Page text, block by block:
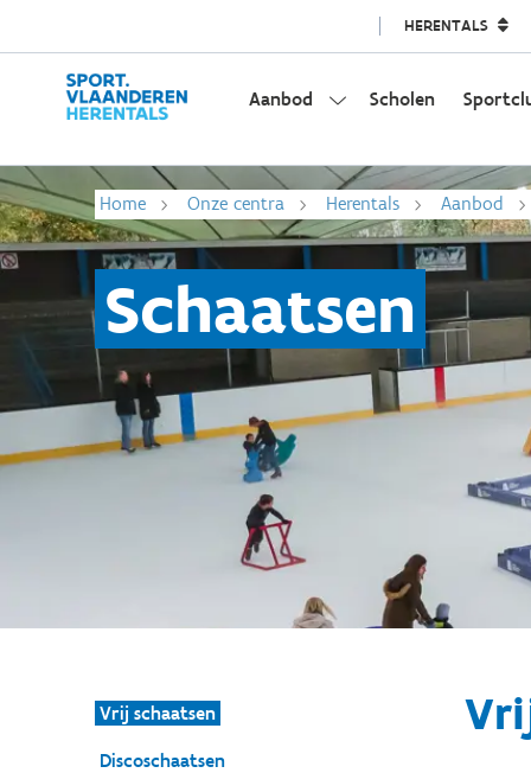
HERENTALS
Aanbod Scholen
Home Onze centra Herentals Aanbod
Schaatsen
Vrij schaatsen
Discoschaatsen